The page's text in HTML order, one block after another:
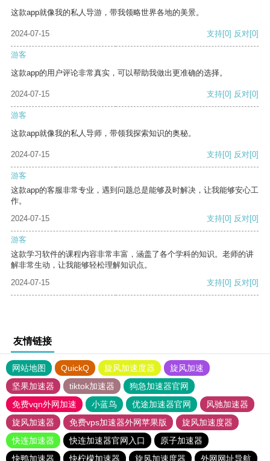
这款app就像我的私人导游，带我领略世界各地的美景。
2024-07-15 支持[0] 反对[0]
游客
这款app的用户评论非常真实，可以帮助我做出更准确的选择。
2024-07-15 支持[0] 反对[0]
游客
这款app就像我的私人导师，带领我探索知识的奥秘。
2024-07-15 支持[0] 反对[0]
游客
这款app的客服非常专业，遇到问题总是能够及时解决，让我能够安心工
作。
2024-07-15
支持[0] 反对[0]
游客
这款学习软件的课程内容非常丰富，涵盖了各个学科的知识。老师的讲
解非常生动，让我能够轻松理解知识点。
2024-07-15
支持[0] 反对[0]
友情链接
网站地图 QuickQ 旋风加速度器
旋风加速
坚果加速器
tiktok加速器
狗急加速器官网
免费vqn外网加速
小蓝鸟 优途加速器官网
风驰加速器
旋风加速器
免费vps加速器外网苹果版
旋风加速度器
快连加速器
快连加速器官网入口
原子加速器
快鸭加速器
快柠檬加速器 旋风加速度器 外网网址导航